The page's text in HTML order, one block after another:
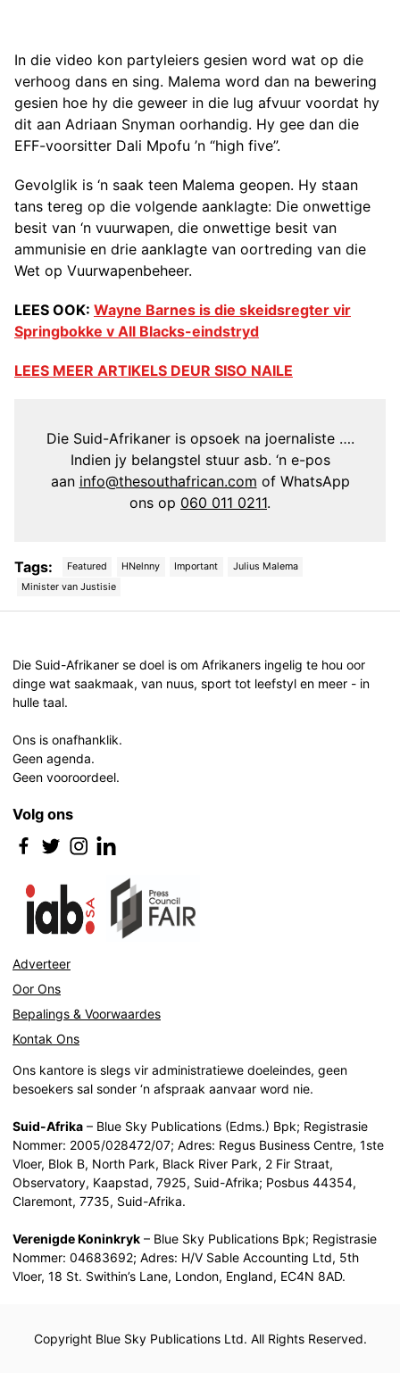
In die video kon partyleiers gesien word wat op die
verhoog dans en sing. Malema word dan na bewering
gesien hoe hy die geweer in die lug afvuur voordat hy
dit aan Adriaan Snyman oorhandig. Hy gee dan die
EFF-voorsitter Dali Mpofu ’n “high five”.
Gevolglik is ‘n saak teen Malema geopen. Hy staan
tans tereg op die volgende aanklagte: Die onwettige
besit van ‘n vuurwapen, die onwettige besit van
ammunisie en drie aanklagte van oortreding van die
Wet op Vuurwapenbeheer.
LEES OOK: Wayne Barnes is die skeidsregter vir
Springbokke v All Blacks-eindstryd
LEES MEER ARTIKELS DEUR SISO NAILE
Die Suid-Afrikaner is opsoek na joernaliste ….
Indien jy belangstel stuur asb. ‘n e-pos
aan info@thesouthafrican.com of WhatsApp
ons op 060 011 0211.
Tags: Featured HNelnny Important
Julius Malema
Minister van Justisie
Die Suid-Afrikaner se doel is om Afrikaners ingelig te hou oor
dinge wat saakmaak, van nuus, sport tot leefstyl en meer - in
hulle taal.
Ons is onafhanklik.
Geen agenda.
Geen vooroordeel.
Volg ons
Adverteer
Oor Ons
Bepalings & Voorwaardes
Kontak Ons
Ons kantore is slegs vir administratiewe doeleindes, geen
besoekers sal sonder ‘n afspraak aanvaar word nie.
Suid-Afrika – Blue Sky Publications (Edms.) Bpk; Registrasie
Nommer: 2005/028472/07; Adres: Regus Business Centre, 1ste
Vloer, Blok B, North Park, Black River Park, 2 Fir Straat,
Observatory, Kaapstad, 7925, Suid-Afrika; Posbus 44354,
Claremont, 7735, Suid-Afrika.
Verenigde Koninkryk – Blue Sky Publications Bpk; Registrasie
Nommer: 04683692; Adres: H/V Sable Accounting Ltd, 5th
Vloer, 18 St. Swithin’s Lane, London, England, EC4N 8AD.
Copyright Blue Sky Publications Ltd. All Rights Reserved.